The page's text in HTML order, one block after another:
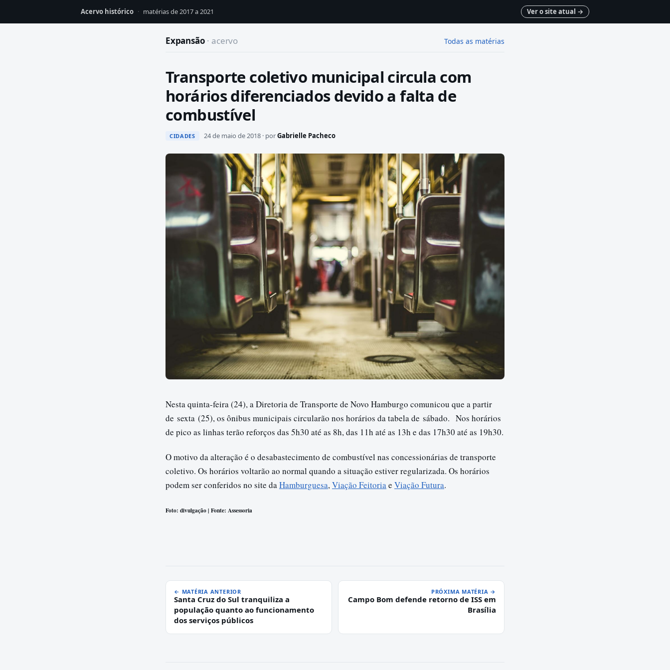
Acervo histórico · matérias de 2017 a 2021 Ver o site atual →
Expansão · acervo Todas as matérias
Transporte coletivo municipal circula com
horários diferenciados devido a falta de
combustível
CIDADES 24 de maio de 2018 · porGabrielle Pacheco
Nesta quinta-feira (24), a Diretoria de Transporte de Novo Hamburgo comunicou que a partir
de sexta (25), os ônibus municipais circularão nos horários da tabela de sábado. Nos horários
de pico as linhas terão reforços das 5h30 até as 8h, das 11h até as 13h e das 17h30 até as 19h30.
O motivo da alteração é o desabastecimento de combustível nas concessionárias de transporte
coletivo. Os horários voltarão ao normal quando a situação estiver regularizada. Os horários
podem ser conferidos no site daHamburguesa,Viação Feitoriae Viação Futura.
Foto: divulgação | Fonte: Assessoria
← MATÉRIA ANTERIOR
Santa Cruz do Sul tranquiliza a
população quanto ao funcionamento
dos serviços públicos
PRÓXIMA MATÉRIA →
Campo Bom defende retorno de ISS em
Brasília